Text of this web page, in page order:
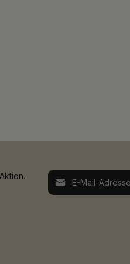
E-Mail-Adresse*